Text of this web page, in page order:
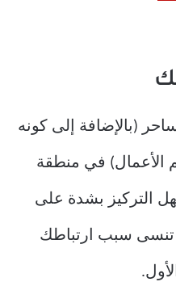
(بالإضافة إلى كونه
الأعمال) في منطقة
التركيز بشدة على
سبب ارتباطك